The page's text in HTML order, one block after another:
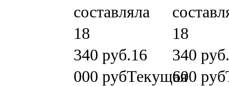
составляла
18
340 руб.16
000рубТекущая
18
340
600руб